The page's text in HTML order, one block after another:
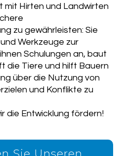
mit Hirten und Landwirten
zu gewährleisten: Sie
Werkzeuge zur
Schulungen an, baut
die Tiere und hilft Bauern
über die Nutzung von
und Konflikte zu
die Entwicklung fördern!